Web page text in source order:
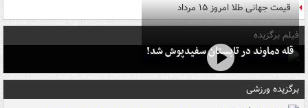
قیمت جهانی طلا امروز ۱۵ مرداد
فیلم برگزیده
قله دماوند در تابستان سفیدپوش شد!
برگزیده ورزشی